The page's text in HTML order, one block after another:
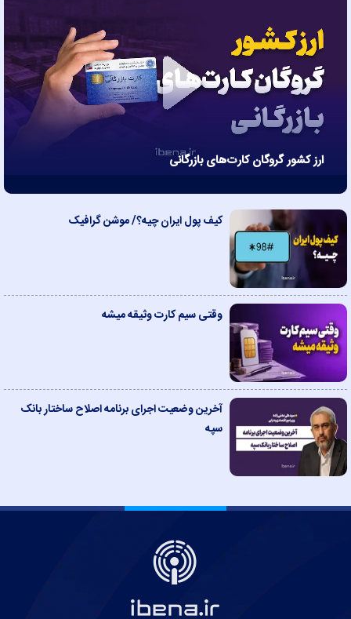
کیف پول ایران چیه؟/ موشن گرافیک
وقتی سیم کارت وثیقه میشه
آخرین وضعیت اجرای برنامه اصلاح ساختار بانک
سپه
Playارز کشور گروگان کارت‌های بازرگانی